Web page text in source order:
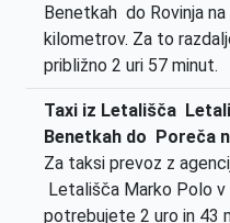
Benetkah do Rovinja
kilometrov. Za to
približno 2 uri 57 minut.
Taxi iz Letališča
Benetkah do Poreča
Za taksi prevoz z
Letališča Marko Polo
potrebujete 2 uro in 43